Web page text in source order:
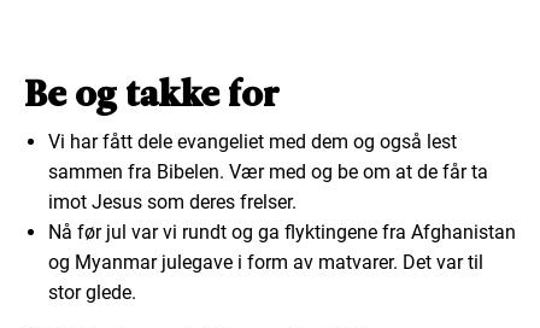
Be og takke for
Vi har fått dele evangeliet med dem og også lest
sammen fra Bibelen. Vær med og be om at de får ta
imot Jesus som deres frelser.
Nå før jul var vi rundt og ga flyktingene fra Afghanistan
og Myanmar julegave i form av matvarer. Det var til
stor glede.